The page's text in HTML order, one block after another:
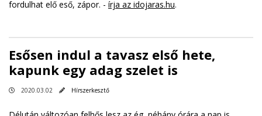
fordulhat elő eső, zápor. - írja az idojaras.hu.
Esősen indul a tavasz első hete,
kapunk egy adag szelet is
2020.03.02 Hírszerkesztő